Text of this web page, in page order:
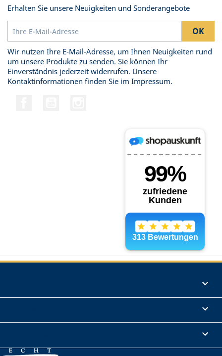
Erhalten Sie unsere Neuigkeiten und Sonderangebote
Wir nutzen Ihre E-Mail-Adresse, um Ihnen Neuigkeiten rund
um unsere Produkte zu senden. Sie können Ihr
Einverständnis jederzeit widerrufen. Unsere
Kontaktinformationen finden Sie im Impressum.


